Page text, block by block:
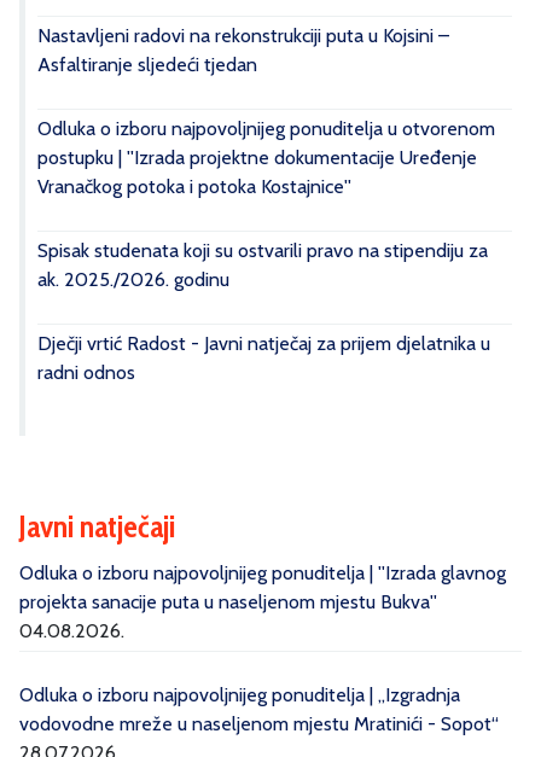
Nastavljeni radovi na rekonstrukciji puta u Kojsini –
Asfaltiranje sljedeći tjedan
Odluka o izboru najpovoljnijeg ponuditelja u otvorenom
postupku | ''Izrada projektne dokumentacije Uređenje
Vranačkog potoka i potoka Kostajnice''
Spisak studenata koji su ostvarili pravo na stipendiju za
ak. 2025./2026. godinu
Dječji vrtić Radost - Javni natječaj za prijem djelatnika u
radni odnos
Javni natječaji
Odluka o izboru najpovoljnijeg ponuditelja | ''Izrada glavnog
projekta sanacije puta u naseljenom mjestu Bukva''
04.08.2026.
Odluka o izboru najpovoljnijeg ponuditelja | „Izgradnja
vodovodne mreže u naseljenom mjestu Mratinići - Sopot“